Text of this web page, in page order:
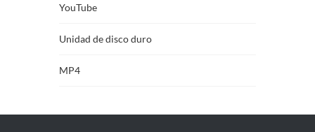
YouTube
Unidad de disco duro
MP4